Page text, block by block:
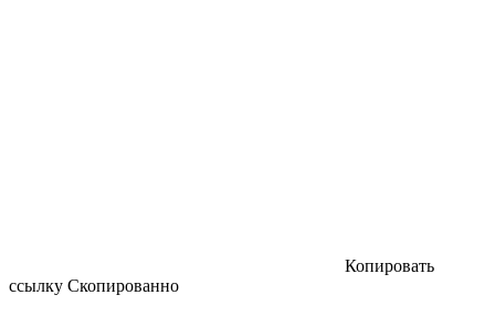
Копировать
ссылку Скопированно